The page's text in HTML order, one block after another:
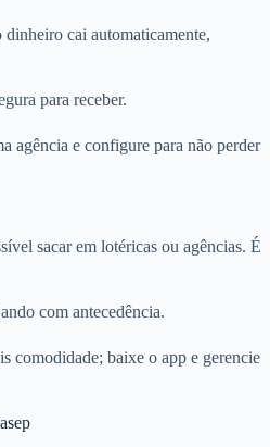
dinheiro cai automaticamente,
para receber.
agência e configure para não perder
sacar em lotéricas ou agências. É
com antecedência.
comodidade; baixe o app e gerencie